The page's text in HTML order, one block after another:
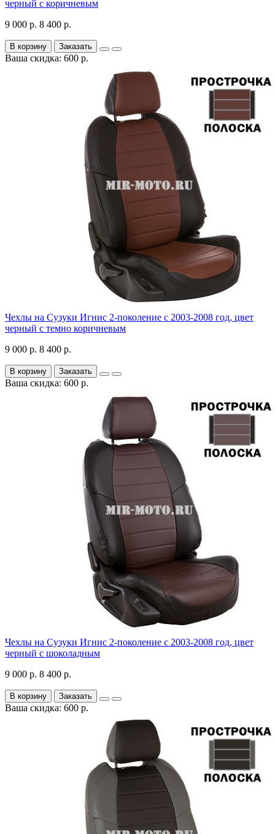
черный с коричневым
9 000 р. 8 400 р.
В корзину Заказать
Ваша скидка: 600 р.
Чехлы на Сузуки Игнис 2-поколение с 2003-2008 год, цвет
черный с темно коричневым
9 000 р. 8 400 р.
В корзину Заказать
Ваша скидка: 600 р.
Чехлы на Сузуки Игнис 2-поколение с 2003-2008 год, цвет
черный с шоколадным
9 000 р. 8 400 р.
В корзину Заказать
Ваша скидка: 600 р.